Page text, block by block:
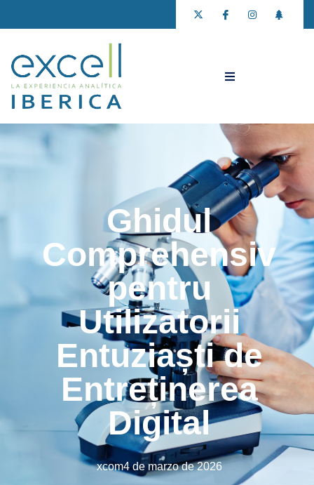
Ghidul
Comprehensiv
pentru
Utilizatorii
Entuziaști de
Entreținerea
Digital
xcom4 de marzo de 2026